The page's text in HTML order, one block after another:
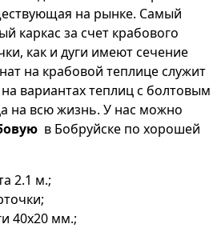
на рынке. Самый
каркас за счет крабового
как и дуги имеют сечение
на крабовой теплице служит
вариантах теплиц с болтовым
на всю жизнь. У нас можно
в Бобруйске по хорошей
2.1 м.;
40х20 мм.;